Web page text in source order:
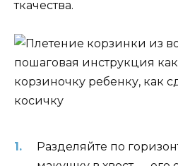
ткачества.
Разделяйте по